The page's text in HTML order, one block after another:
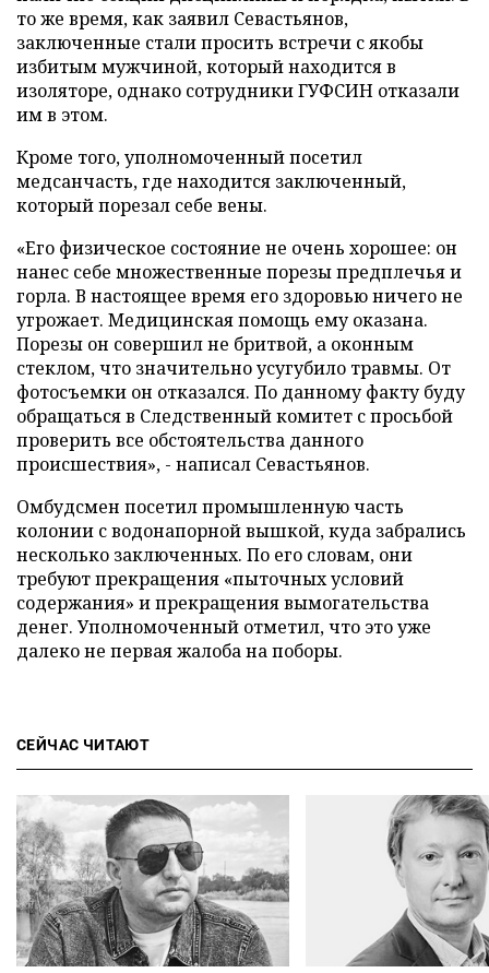
то же время, как заявил Севастьянов,
заключенные стали просить встречи с якобы
избитым мужчиной, который находится в
изоляторе, однако сотрудники ГУФСИН отказали
им в этом.
Кроме того, уполномоченный посетил
медсанчасть, где находится заключенный,
который порезал себе вены.
«Его физическое состояние не очень хорошее: он
нанес себе множественные порезы предплечья и
горла. В настоящее время его здоровью ничего не
угрожает. Медицинская помощь ему оказана.
Порезы он совершил не бритвой, а оконным
стеклом, что значительно усугубило травмы. От
фотосъемки он отказался. По данному факту буду
обращаться в Следственный комитет с просьбой
проверить все обстоятельства данного
происшествия», - написал Севастьянов.
Омбудсмен посетил промышленную часть
колонии с водонапорной вышкой, куда забрались
несколько заключенных. По его словам, они
требуют прекращения «пыточных условий
содержания» и прекращения вымогательства
денег. Уполномоченный отметил, что это уже
далеко не первая жалоба на поборы.
СЕЙЧАС ЧИТАЮТ